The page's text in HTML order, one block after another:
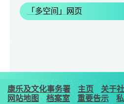
「多空间」网页
康乐及文化事务署 主页 关于
网站地图
档案室 重要告示